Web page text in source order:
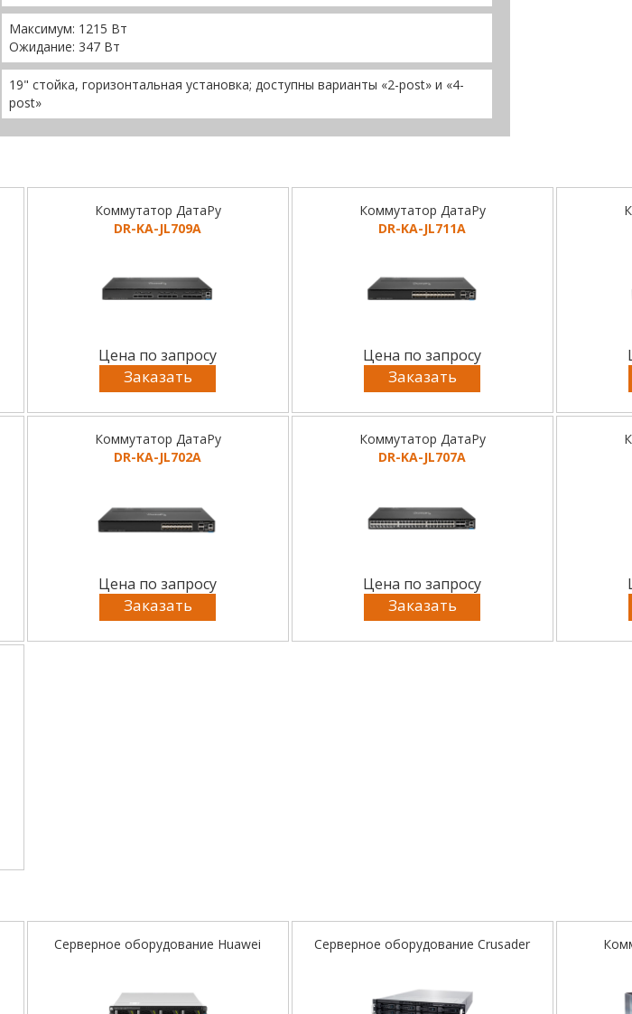
Максимум: 1215 Вт
Ожидание: 347 Вт
19" стойка, горизонтальная установка; доступны варианты «2-post» и «4-
post»
Коммутатор ДатаРу
DR-KA-JL709A
Цена по запросу
Заказать
Коммутатор ДатаРу
DR-KA-JL711A
Цена по запросу
Заказать
Коммутатор ДатаРу
DR-KA-JL702A
Цена по запросу
Заказать
Коммутатор ДатаРу
DR-KA-JL707A
Цена по запросу
Заказать
Серверное оборудование Huawei Серверное оборудование Crusader